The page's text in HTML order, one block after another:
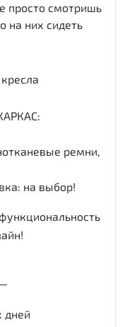
просто смотришь
на них сидеть
ремни,
на выбор!
дней